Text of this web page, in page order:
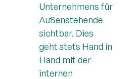
Unternehmens für
Außenstehende
sichtbar. Dies
geht stets Hand in
Hand mit der
internen